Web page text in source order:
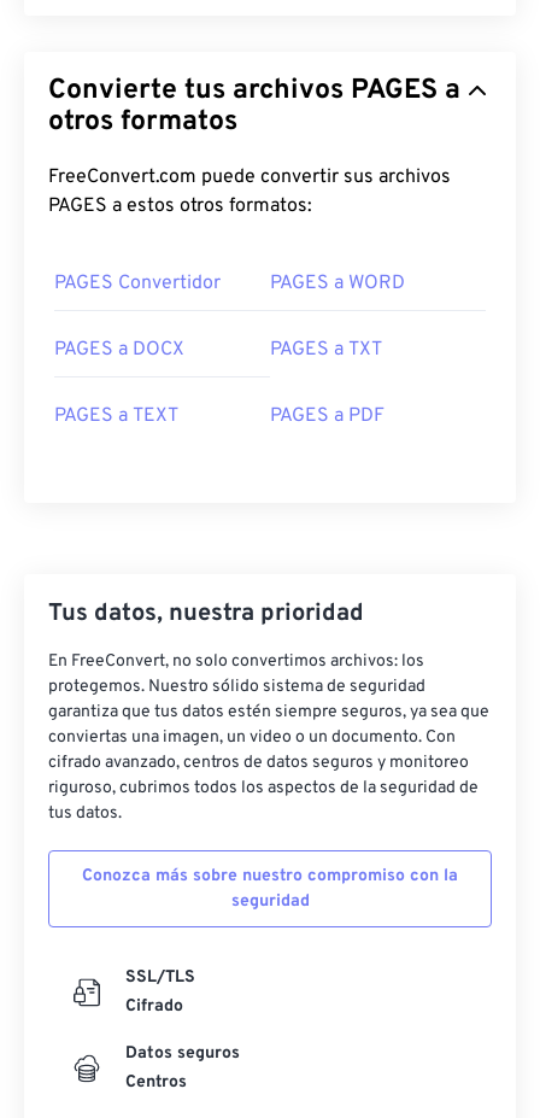
Convierte tus archivos PAGES a
otros formatos
FreeConvert.com puede convertir sus archivos
PAGES a estos otros formatos:
PAGES Convertidor PAGES a WORD
PAGES a DOCX PAGES a TXT
PAGES a TEXT PAGES a PDF
Tus datos, nuestra prioridad
En FreeConvert, no solo convertimos archivos: los
protegemos. Nuestro sólido sistema de seguridad
garantiza que tus datos estén siempre seguros, ya sea que
conviertas una imagen, un video o un documento. Con
cifrado avanzado, centros de datos seguros y monitoreo
riguroso, cubrimos todos los aspectos de la seguridad de
tus datos.
Conozca más sobre nuestro compromiso con la
seguridad
SSL/TLS
Cifrado
Datos seguros
Centros